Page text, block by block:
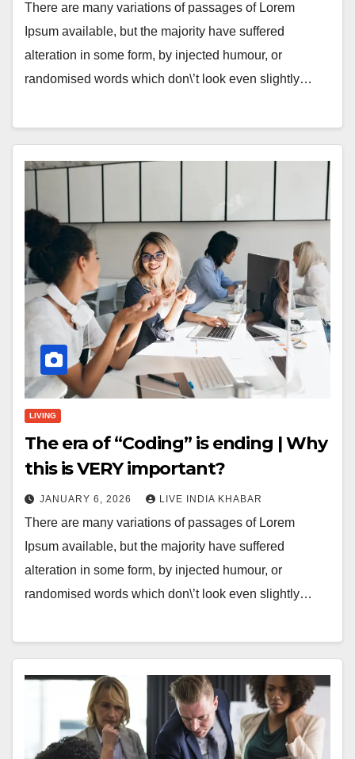
There are many variations of passages of Lorem
Ipsum available, but the majority have suffered
alteration in some form, by injected humour, or
randomised words which don\’t look even slightly…
LIVING
The era of “Coding” is ending | Why
this is VERY important?
JANUARY 6, 2026 LIVE INDIA KHABAR
There are many variations of passages of Lorem
Ipsum available, but the majority have suffered
alteration in some form, by injected humour, or
randomised words which don\’t look even slightly…